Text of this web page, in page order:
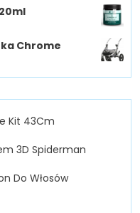
Chrome
Kit 43Cm
3D Spiderman
Do Włosów